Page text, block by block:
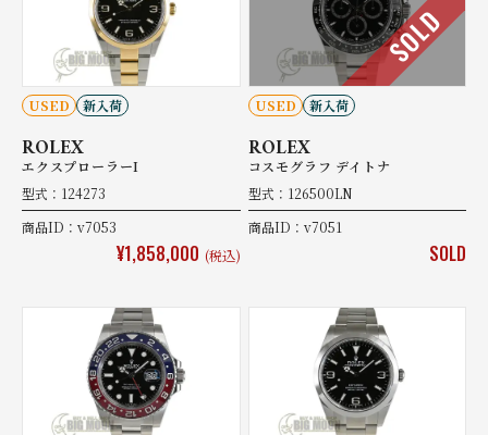
USED 新入荷
ROLEX
エクスプローラーI
型式：124273
商品ID：v7053
¥1,858,000 (税込)
SOLD
USED 新入荷
ROLEX
コスモグラフ デイトナ
型式：126500LN
商品ID：v7051
SOLD